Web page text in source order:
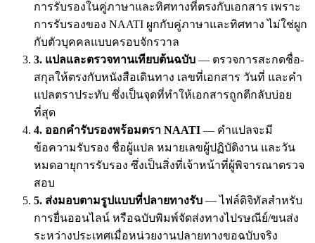
การรับรองในคู่ภาษาและทิศทางที่ตรงกับเอกสาร เพราะ
การรับรองของ NAATI ผูกกับคู่ภาษาและทิศทาง ไม่ใช่ผูก
กับตัวบุคคลแบบครอบจักรวาล
3. แปลและตรวจทานเทียบต้นฉบับ — ตรวจการสะกดชื่อ-
สกุลให้ตรงกับหนังสือเดินทาง เลขที่เอกสาร วันที่ และคำ
แปลตราประทับ ซึ่งเป็นจุดที่ทำให้เอกสารถูกตีกลับบ่อย
ที่สุด
4. ออกคำรับรองพร้อมตรา NAATI — คำแปลจะมี
ข้อความรับรอง ชื่อผู้แปล หมายเลขผู้ปฏิบัติงาน และวัน
หมดอายุการรับรอง ซึ่งเป็นสิ่งที่เจ้าหน้าที่ผู้พิจารณาตรวจ
สอบ
5. ส่งมอบตามรูปแบบที่ปลายทางรับ — ไฟล์ดิจิทัลสำหรับ
การยื่นออนไลน์ หรือฉบับพิมพ์จัดส่งทางไปรษณีย์/ขนส่ง
ระหว่างประเทศเมื่อหน่วยงานปลายทางขอฉบับจริง